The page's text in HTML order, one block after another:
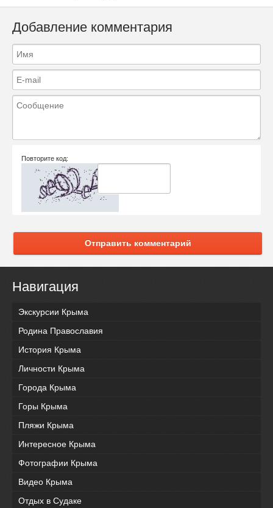
Добавление комментария
Повторите код:
Отправить комментарий
Навигация
Экскурсии Крыма
Родина Православия
История Крыма
Личности Крыма
Города Крыма
Горы Крыма
Пляжи Крыма
Интересное Крыма
Фотографии Крыма
Видео Крыма
Отдых в Судаке